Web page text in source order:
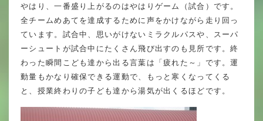
やはり、一番盛り上がるのはやはりゲーム（試合）です。
全チームめあてを達成するために声をかけながら走り回っ
ています。試合中、思いがけないミラクルパスや、スーパ
ーシュートが試合中にたくさん飛び出すのも見所です。終
わった瞬間こども達から出る言葉は「疲れた～」です。運
動量もかなり確保できる運動で、もっと寒くなってくる
と、授業終わりの子ども達から湯気が出くるほどです。
転編入試験について
保護者の声・入試関連よくある質問
説明会・公開行事